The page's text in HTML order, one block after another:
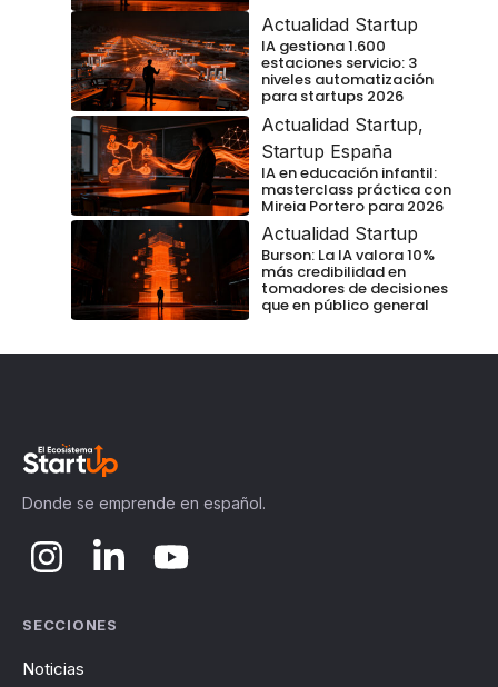
Actualidad Startup
IA gestiona 1.600
estaciones servicio: 3
niveles automatización
para startups 2026
Actualidad Startup,
Startup España
IA en educación infantil:
masterclass práctica con
Mireia Portero para 2026
Actualidad Startup
Burson: La IA valora 10%
más credibilidad en
tomadores de decisiones
que en público general
Donde se emprende en español.
SECCIONES
Noticias